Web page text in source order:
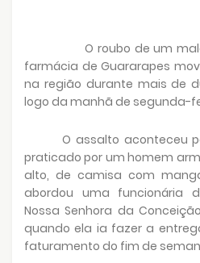
O roubo de um
farmácia de Guararapes
na região durante mais de
logo da manhã de segunda-
O assalto aconteceu
praticado por um homem
alto, de camisa com
abordou uma funcionária
Nossa Senhora da
quando ela ia fazer a
faturamento do fim de